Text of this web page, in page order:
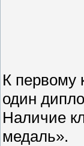
К первому
один
Наличие
медаль».